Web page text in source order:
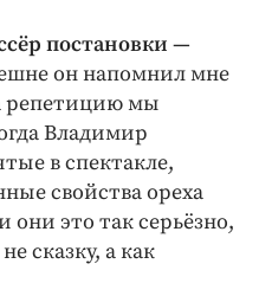
постановки —
он напомнил мне
репетицию мы
Владимир
в спектакле,
свойства ореха
они это так серьёзно,
сказку, а как